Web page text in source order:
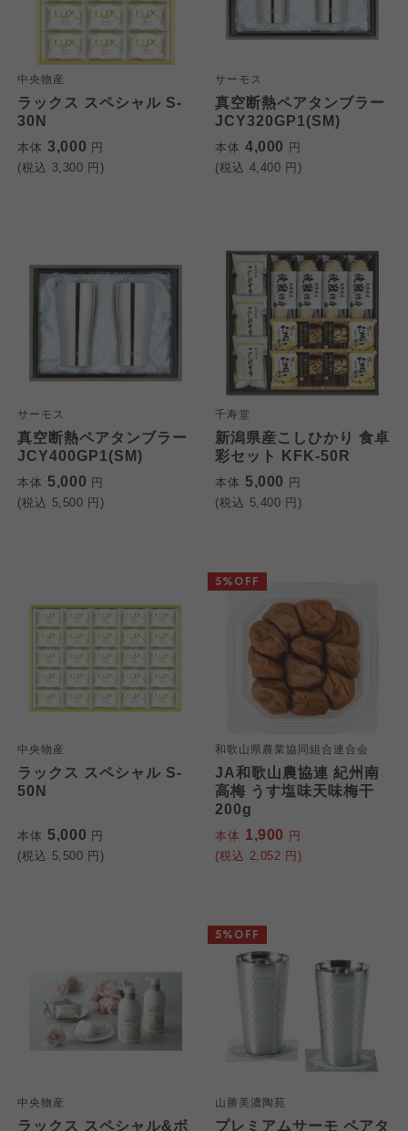
中央物産
ラックス スペシャル S-
30N
本体 3,000 円
(税込 3,300 円)
サーモス
真空断熱ペアタンブラー
JCY320GP1(SM)
本体 4,000 円
(税込 4,400 円)
サーモス
真空断熱ペアタンブラー
JCY400GP1(SM)
本体 5,000 円
(税込 5,500 円)
千寿堂
新潟県産こしひかり 食卓
彩セット KFK-50R
本体 5,000 円
(税込 5,400 円)
中央物産
ラックス スペシャル S-
50N
本体 5,000 円
(税込 5,500 円)
和歌山県農業協同組合連合会
JA和歌山農協連 紀州南
高梅 うす塩味天味梅干
200g
本体 1,900 円
(税込 2,052 円)
5%OFF
中央物産
ラックス スペシャル&ボ
山勝美濃陶苑
プレミアムサーモ ペアタ
5%OFF
ご利用約款（ご利用規約・ご利
用規程）について
このサイトは7つの生協から業務委託を受けて、
コープきんき事業連合が運営しています。ご自
身が加入されている生協が定める利用約款をご
投稿については、利用約款の細則として規定さ
個人情報保護方針について
このサイトは7つの生協から業務委託を受けて、
コープきんき事業連合が運営しています。お預
かりしている個人情報については、コープ事業
連合、ならびに各生協の「個人情報保護方針」
にもどづいて、コープ事業連合が適切に管理を
コープ事業連合、ならびに各生協の「個人情報
保護方針」については各生協のボタンをクリッ
特定商取引法に基づく表記につ
このサイトは7つの生協から業務委託を受けて、
コープきんき事業連合が運営しています。販売
責任者は、それぞれご利用の生協となります。
て」については各生協のボタンをクリックして